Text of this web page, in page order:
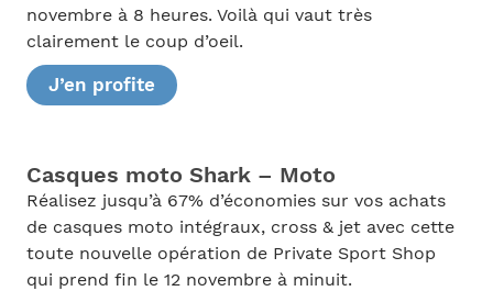
novembre à 8 heures. Voilà qui vaut très
clairement le coup d’oeil.
J’en profite
Casques moto Shark – Moto
Réalisez jusqu’à 67% d’économies sur vos achats
de casques moto intégraux, cross & jet avec cette
toute nouvelle opération de Private Sport Shop
qui prend fin le 12 novembre à minuit.